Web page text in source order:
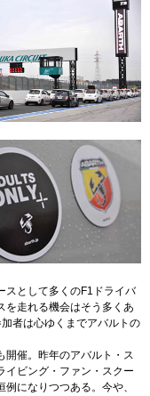
スとして多くのF1ドライバ
を走れる機会はそう多くあ
者は心ゆくまでアバルトの
開催。昨年のアバルト・ス
イビング・ファン・スクー
になりつつある。今や、